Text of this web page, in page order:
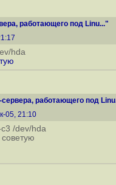
работающего под Linu..."
hda
работающего под
05, 21:10
/dev/hda